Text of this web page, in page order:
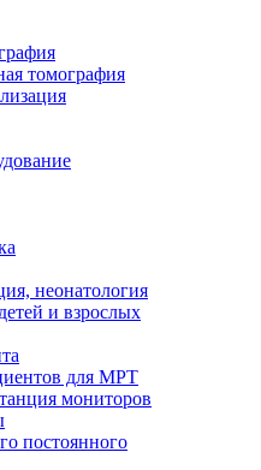
томография
неонатология
и взрослых
для МРТ
мониторов
постоянного